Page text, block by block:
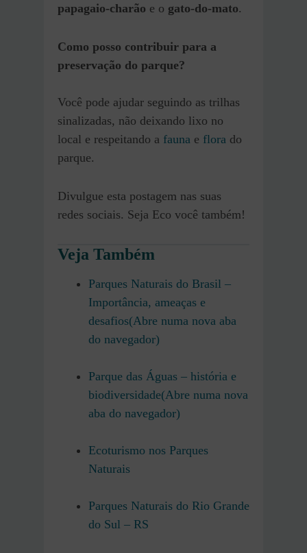
papagaio-charão e o gato-do-mato.
Como posso contribuir para a
preservação do parque?
Você pode ajudar seguindo as trilhas
sinalizadas, não deixando lixo no
local e respeitando a fauna e flora do
parque.
Divulgue esta postagem nas suas
redes sociais. Seja Eco você também!
Veja Também
Parques Naturais do Brasil –
Importância, ameaças e
desafios(Abre numa nova aba
do navegador)
Parque das Águas – história e
biodiversidade(Abre numa nova
aba do navegador)
Ecoturismo nos Parques
Naturais
Parques Naturais do Rio Grande
do Sul – RS